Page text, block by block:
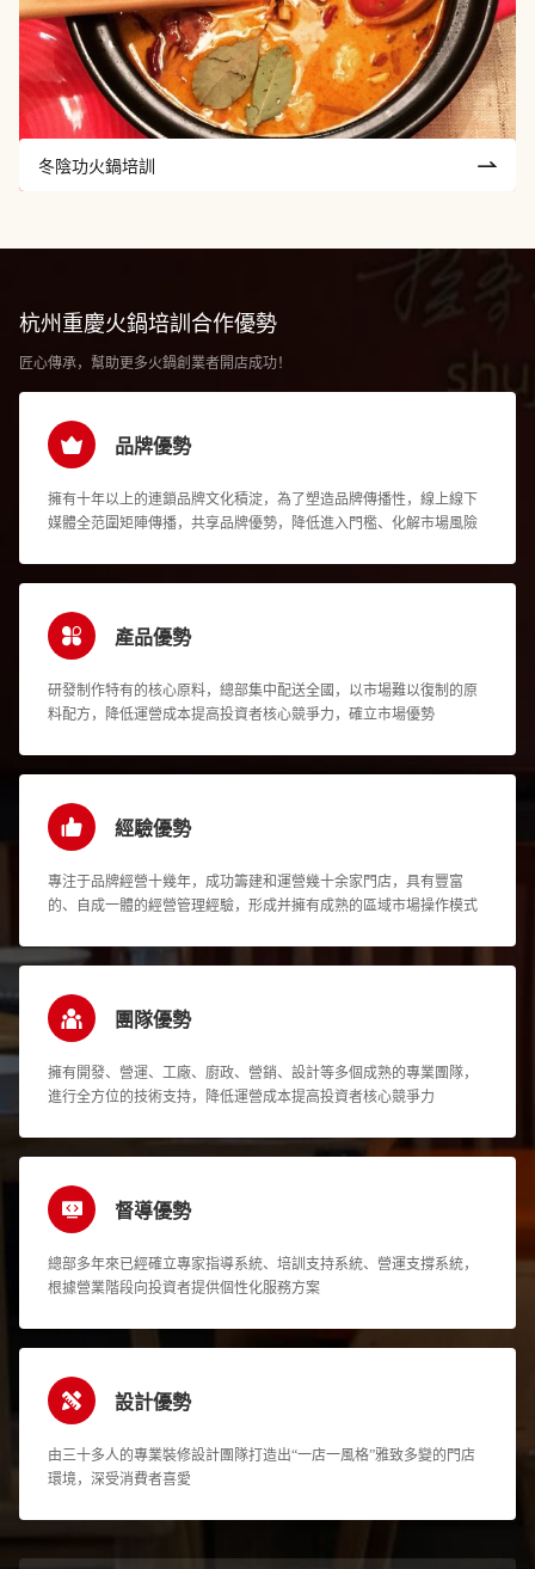
冬陰功火鍋培訓
杭州重慶火鍋培訓 合作優勢
匠心傳承，幫助更多火鍋創業者開店成功！
品牌優勢
擁有十年以上的連鎖品牌文化積淀，為了塑造品牌傳播性，線上線下
媒體全范圍矩陣傳播，共享品牌優勢，降低進入門檻、化解市場風險
產品優勢
研發制作特有的核心原料，總部集中配送全國，以市場難以復制的原
料配方，降低運營成本提高投資者核心競爭力，確立市場優勢
經驗優勢
專注于品牌經營十幾年，成功籌建和運營幾十余家門店，具有豐富
的、自成一體的經營管理經驗，形成并擁有成熟的區域市場操作模式
團隊優勢
擁有開發、營運、工廠、廚政、營銷、設計等多個成熟的專業團隊，
進行全方位的技術支持，降低運營成本提高投資者核心競爭力
督導優勢
總部多年來已經確立專家指導系統、培訓支持系統、營運支撐系統，
根據營業階段向投資者提供個性化服務方案
設計優勢
由三十多人的專業裝修設計團隊打造出“一店一風格”雅致多變的門店
環境，深受消費者喜愛